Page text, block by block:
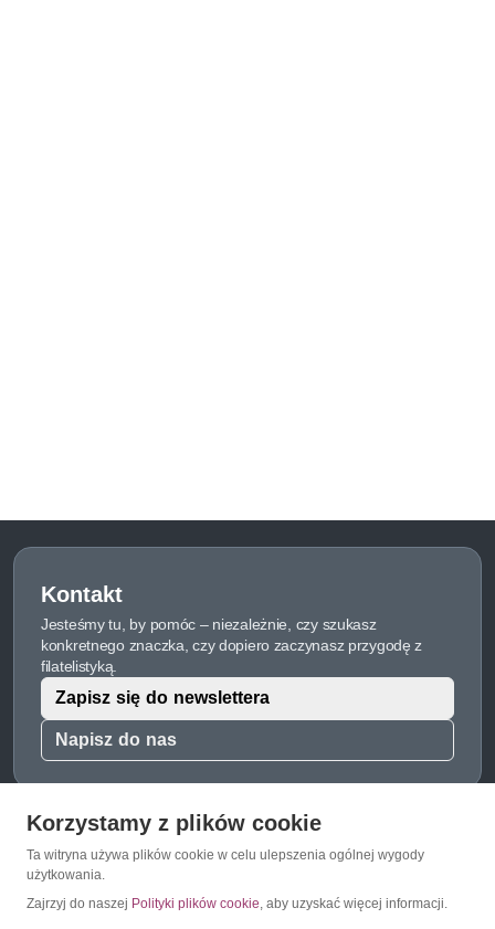
Kontakt
Jesteśmy tu, by pomóc – niezależnie, czy szukasz
konkretnego znaczka, czy dopiero zaczynasz przygodę z
filatelistyką.
Napisz do nas
Zapisz się do newslettera
O Znaczkopol.pl
O nas
Korzystamy z plików cookie
Ta witryna używa plików cookie w celu ulepszenia ogólnej wygody
użytkowania.
Zajrzyj do naszej Polityki plików cookie, aby uzyskać więcej informacji.